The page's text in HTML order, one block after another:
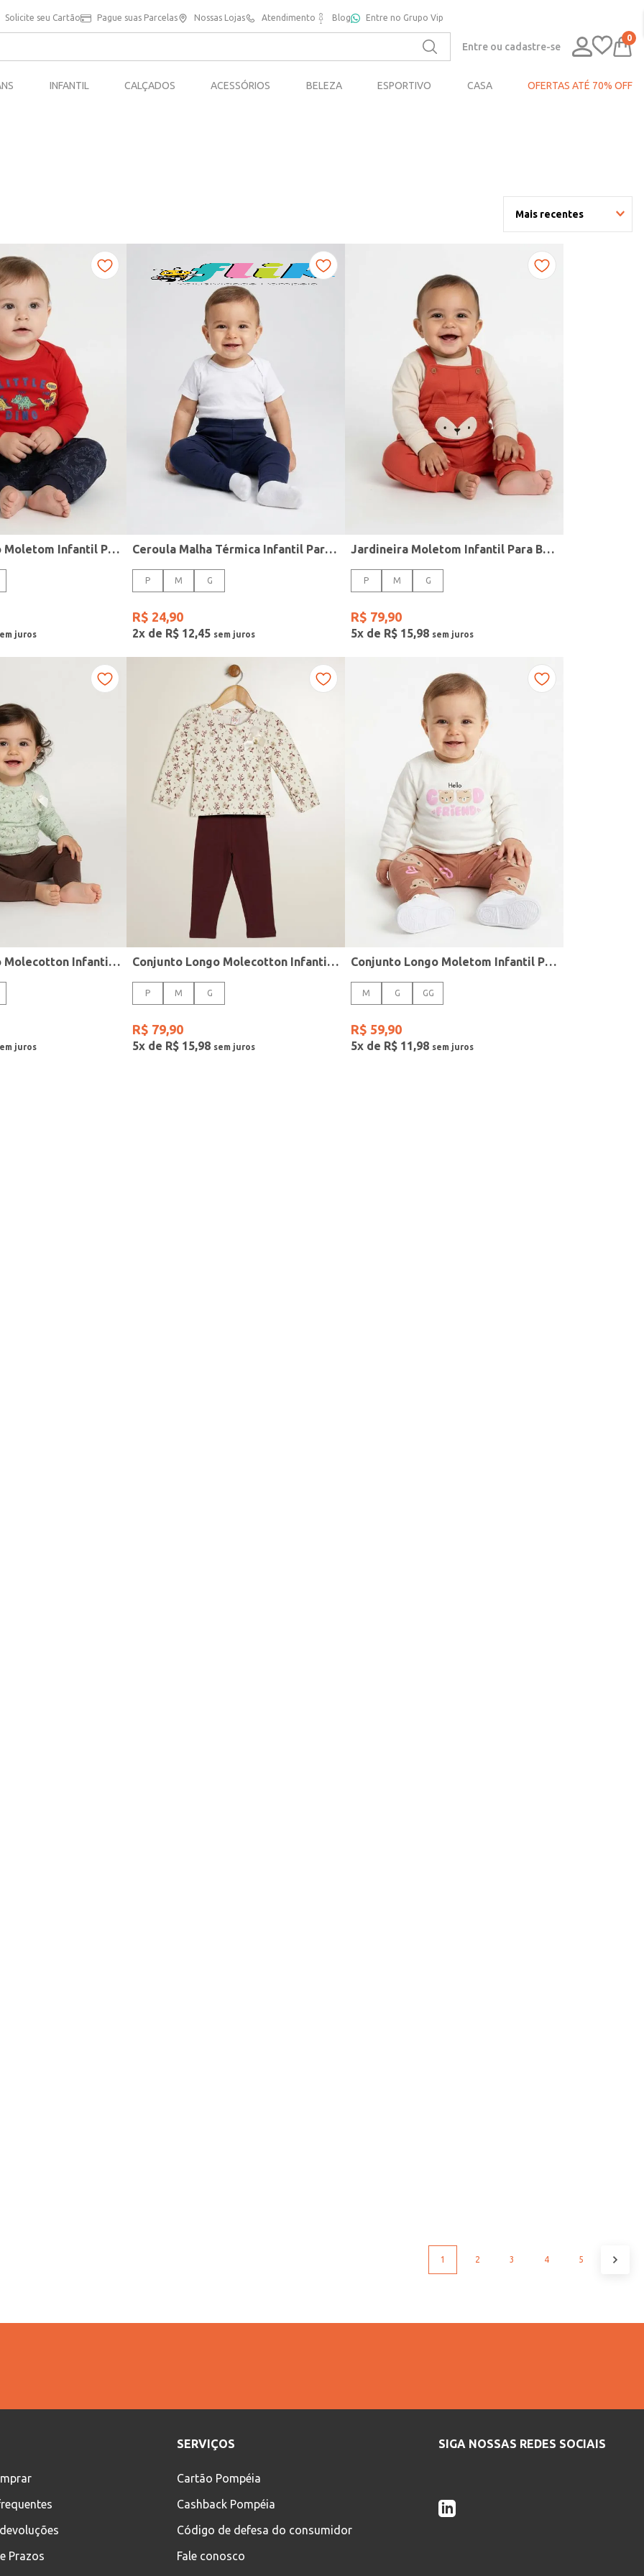
Solicite seu Cartão Pague suas Parcelas Nossas Lojas Atendimento Blog Entre no Grupo Vip
Entre ou cadastre-se
0
INFANTIL CALÇADOS ACESSÓRIOS BELEZA ESPORTIVO CASA OFERTAS ATÉ 70% OFF
Mais recentes
Conjunto Longo Moletom Infantil Para Bebê - VERMELHO/MARINHO Ceroula Malha Térmica Infantil Para Bebê - MARINHO
P M G
R$ 24,90
2x de R$ 12,45
Jardineira Moletom Infantil Para Bebê - TELHA
P M G
R$ 79,90
5x de R$ 15,98
Conjunto Longo Molecotton Infantil Para Bebê- VERDE CLARO Conjunto Longo Molecotton Infantil Para Bebê- BORDO
P M G
R$ 79,90
5x de R$ 15,98
Conjunto Longo Moletom Infantil Para Bebê - OFF WHITE
M G GG
R$ 59,90
5x de R$ 11,98
1 2 3 4 5
Prazos
SERVIÇOS
Cartão Pompéia
Cashback Pompéia
Código de defesa do consumidor
Fale conosco
SIGA NOSSAS REDES SOCIAIS